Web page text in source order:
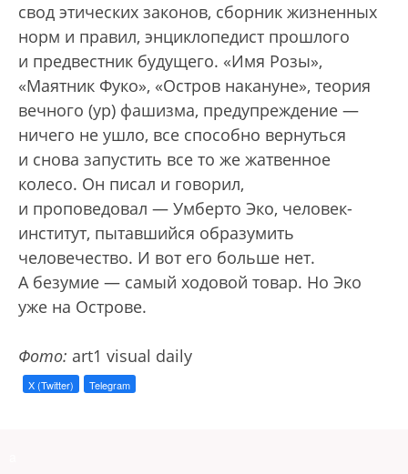
свод этических законов, сборник жизненных
норм и правил, энциклопедист прошлого
и предвестник будущего. «Имя Розы»,
«Маятник Фуко», «Остров накануне», теория
вечного (ур) фашизма, предупреждение —
ничего не ушло, все способно вернуться
и снова запустить все то же жатвенное
колесо. Он писал и говорил,
и проповедовал — Умберто Эко, человек-
институт, пытавшийся образумить
человечество. И вот его больше нет.
А безумие — самый ходовой товар. Но Эко
уже на Острове.
Фото: art1 visual daily
X (Twitter) Telegram